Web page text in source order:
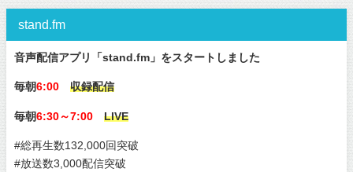
stand.fm
音声配信アプリ「stand.fm」をスタートしました
毎朝6:00 収録配信
毎朝6:30～7:00 LIVE
#総再生数132,000回突破
#放送数3,000配信突破